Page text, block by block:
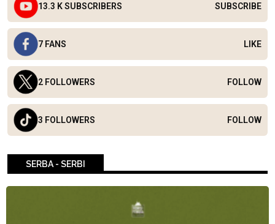
13.3 K SUBSCRIBERS SUBSCRIBE
7 FANS LIKE
2 FOLLOWERS FOLLOW
3 FOLLOWERS FOLLOW
SERBA - SERBI